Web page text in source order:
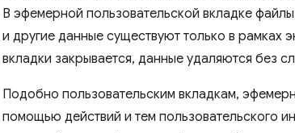
В эфемерной пользовательской вкладке
и другие данные существуют только в рамках
вкладки закрывается, данные удаляются без
Подобно пользовательским вкладкам,
помощью действий и тем пользовательского